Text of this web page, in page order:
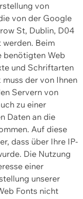
von
von der Google
St, Dublin, D04
werden. Beim
benötigten Web
und Schriftarten
der von Ihnen
Servern von
zu einer
Daten an die
Auf diese
dass über Ihre IP-
Die Nutzung
einer
unserer
Fonts nicht